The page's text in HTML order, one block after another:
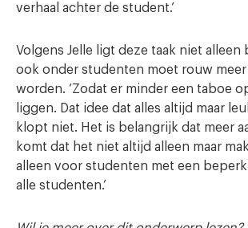
verhaal achter de student.’
Volgens Jelle ligt deze taak niet alleen
ook onder studenten moet rouw
worden. ‘Zodat er minder een taboe
liggen. Dat idee dat alles altijd maar
klopt niet. Het is belangrijk dat meer
komt dat het niet altijd alleen maar
alleen voor studenten met een
alle studenten.’